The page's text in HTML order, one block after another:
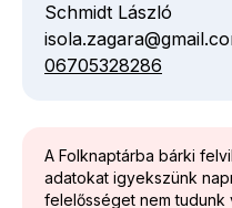
A Folknaptárba bárki
adatokat igyekszünk
felelősséget nem tudunk
Schmidt László
E-
mail
Telefon
06705328286